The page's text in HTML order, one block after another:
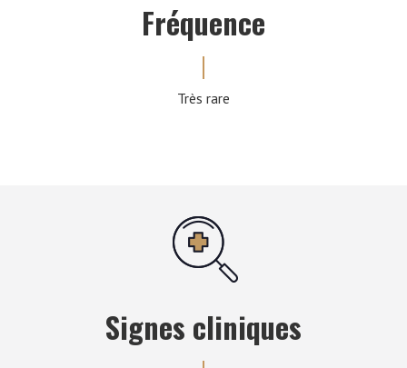
Fréquence
Très rare
Signes cliniques